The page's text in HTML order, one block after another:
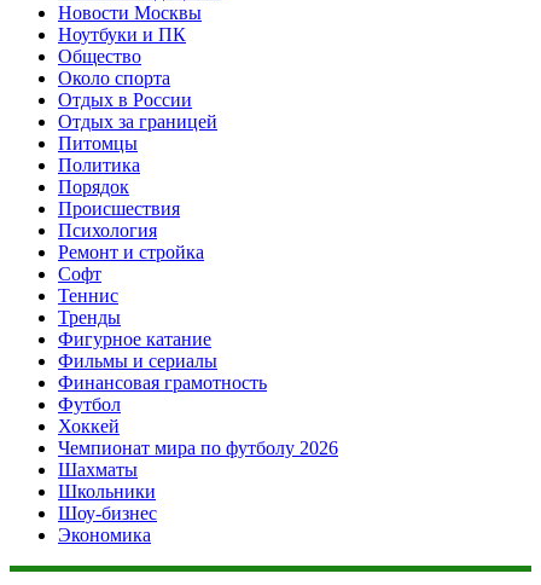
Новости Москвы
Ноутбуки и ПК
Общество
Около спорта
Отдых в России
Отдых за границей
Питомцы
Политика
Порядок
Происшествия
Психология
Ремонт и стройка
Софт
Теннис
Тренды
Фигурное катание
Фильмы и сериалы
Финансовая грамотность
Футбол
Хоккей
Чемпионат мира по футболу 2026
Шахматы
Школьники
Шоу-бизнес
Экономика